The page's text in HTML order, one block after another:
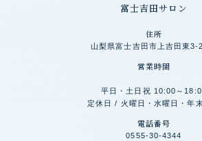
富士吉田サロン
住所
山梨県富士吉田市上吉田東3-
営業時間
平日・土日祝 10:00～
定休日 / 火曜日・水曜日・年
電話番号
0555-30-4344